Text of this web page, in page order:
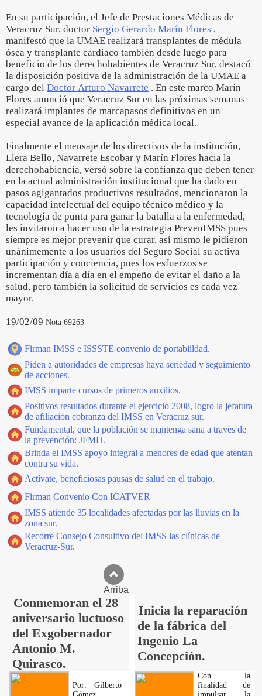
En su participación, el Jefe de Prestaciones Médicas de
Veracruz Sur, doctor Sergio Gerardo Marín Flores ,
manifestó que la UMAE realizará transplantes de médula
ósea y transplante cardiaco también desde luego para
beneficio de los derechohabientes de Veracruz Sur, destacó
la disposición positiva de la administración de la UMAE a
cargo del Doctor Arturo Navarrete . En este marco Marín
Flores anunció que Veracruz Sur en las próximas semanas
realizará implantes de marcapasos definitivos en un
especial avance de la aplicación médica local.
Finalmente el mensaje de los directivos de la institución,
Llera Bello, Navarrete Escobar y Marín Flores hacia la
derechohabiencia, versó sobre la confianza que deben tener
en la actual administración institucional que ha dado en
pasos agigantados productivos resultados, mencionaron la
capacidad intelectual del equipo técnico médico y la
tecnología de punta para ganar la batalla a la enfermedad,
les invitaron a hacer uso de la estrategia PrevenIMSS pues
siempre es mejor prevenir que curar, así mismo le pidieron
unánimemente a los usuarios del Seguro Social su activa
participación y conciencia, pues los esfuerzos se
incrementan día a día en el empeño de evitar el daño a la
salud, pero también la solicitud de servicios es cada vez
mayor.
19/02/09 Nota 69263
Firman IMSS e ISSSTE convenio de portabiildad.
Piden a autoridades de empresas haya seriedad y seguimiento
de acciones.
IMSS imparte cursos de primeros auxilios.
Positivos resultados durante el ejercicio 2008, logro la jefatura
de afiliación cobranza del IMSS en Veracruz sur.
Fundamental, que la población se mantenga sana a través de
la prevención: JFMH.
Brinda el IMSS apoyo integral a menores de edad que atentan
contra su vida.
Actívate, beneficiosas pausas de salud en el trabajo.
Firman Convenio Con ICATVER
IMSS atiende 35 localidades afectadas por las lluvias en la
zona sur.
Recorre Consejo Consultivo del IMSS las clínicas de
Veracruz-Sur.
Arriba
Conmemoran el 28
aniversario luctuoso
del Exgobernador
Antonio M.
Quirasco.
Inicia la reparación
de la fábrica del
Ingenio La
Concepción.
Por: Gilberto
Con la
finalidad de